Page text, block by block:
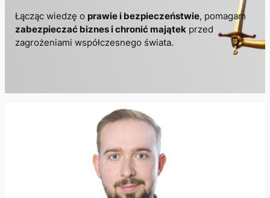
Łącząc wiedzę o prawie i bezpieczeństwie, pomagam
zabezpieczać biznes i chronić majątekprzed
zagrożeniami współczesnego świata.